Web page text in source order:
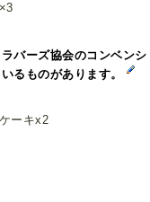
バーズ協会のコンベン
るものがあります。
ーキx2